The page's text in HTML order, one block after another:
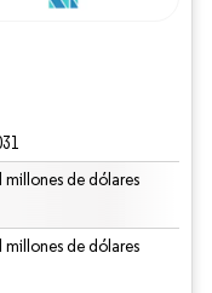
millones de dólares
millones de dólares